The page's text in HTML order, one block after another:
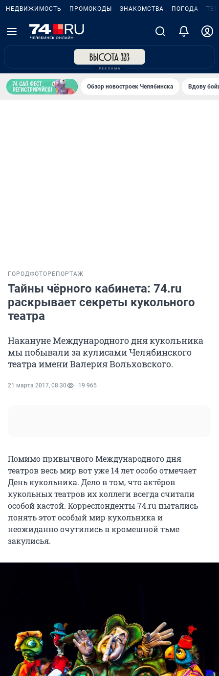
НЕДВИЖИМОСТЬ ПРОМОКОДЫ ЗНАКОМСТВА ПОГОДА
Обзор новостроек Челябинска Вдову
ГОРОДФОТОРЕПОРТАЖ
Тайны чёрного кабинета: 74.ru
раскрывает секреты кукольного
театра
Накануне Международного дня кукольника
мы побывали за кулисами Челябинского
театра имени Валерия Вольховского.
21 марта 2017, 08:30 19 965
Помимо привычного Международного дня
театров весь мир вот уже 14 лет особо отмечает
День кукольника. Дело в том, что актёров
кукольных театров их коллеги всегда считали
особой кастой. Корреспонденты 74.ru пытались
понять этот особый мир кукольника и
неожиданно очутились в кромешной тьме
закулисья.